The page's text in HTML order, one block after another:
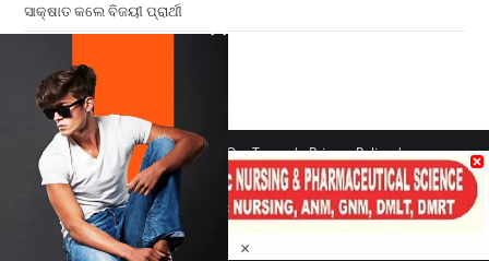
ସାକ୍ଷାତ କଲେ ବିଜୟୀ ପ୍ରାର୍ଥୀ
Home Contact us Our Team
Privacy Policy
Terms & Conditions
Copyright 2026 - ATV Angul All Rights Reserved
Made with ❤️ By UPDIGIT
×
×